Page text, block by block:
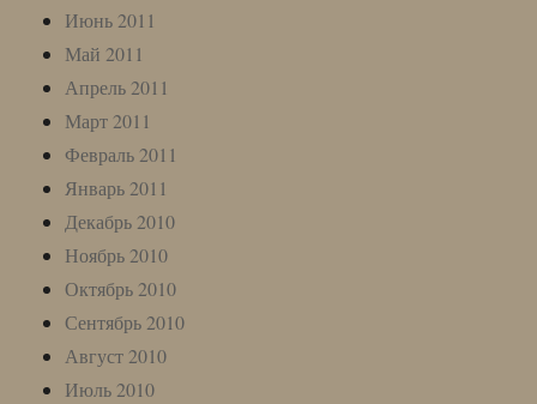
Июнь 2011
Май 2011
Апрель 2011
Март 2011
Февраль 2011
Январь 2011
Декабрь 2010
Ноябрь 2010
Октябрь 2010
Сентябрь 2010
Август 2010
Июль 2010